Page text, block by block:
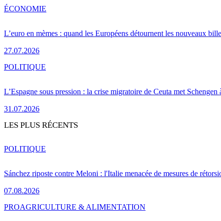
L’euro en mèmes : quand les Européens détournent les nouveaux
27.07.2026
ÉCONOMIE
L’Espagne sous pression : la crise migratoire de Ceuta met Schengen
31.07.2026
POLITIQUE
LES PLUS RÉCENTS
Sánchez riposte contre Meloni : l'Italie menacée de mesures de
07.08.2026
POLITIQUE
PROAGRICULTURE & ALIMENTATION